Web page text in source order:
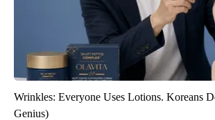
Wrinkles: Everyone Uses Lotions. Koreans
Genius)